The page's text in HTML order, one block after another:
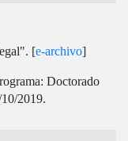
[e-archivo]
Doctorado
2019.